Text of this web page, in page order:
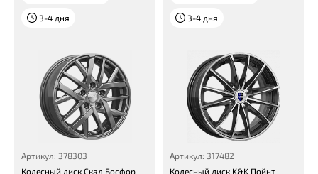
3-4 дня
Артикул: 378303
Колесный диск Скад Босфор
3-4 дня
Артикул: 317482
Колесный диск K&K Пойнт